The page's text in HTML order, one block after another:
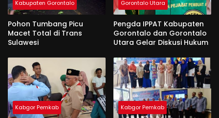
Kabupaten Gorontalo
Pohon Tumbang Picu
Macet Total di Trans
Sulawesi
Gorontalo Utara
Pengda IPPAT Kabupaten
Gorontalo dan Gorontalo
Utara Gelar Diskusi Hukum
Kabgor Pemkab Kabgor Pemkab